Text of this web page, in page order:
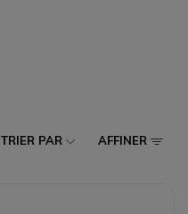
TRIER PAR AFFINER